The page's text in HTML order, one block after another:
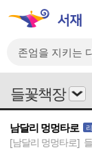
들꽃책장
남달리 멍멍타로
[남달리 멍멍타로]